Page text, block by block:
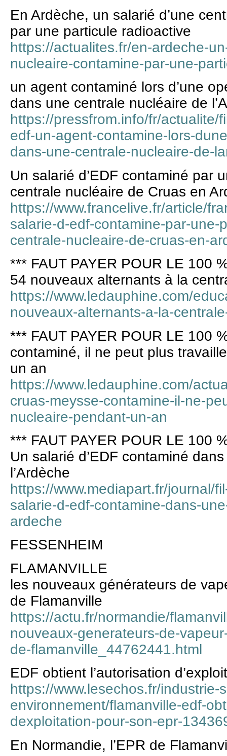
En Ardèche, un salarié d’une
par une particule radioactive
https://actualites.fr/en-ardeche-
nucleaire-contamine-par-une-
un agent contaminé lors d’une
dans une centrale nucléaire de
https://pressfrom.info/fr/actualite/
edf-un-agent-contamine-lors-
dans-une-centrale-nucleaire-de-
Un salarié d’EDF contaminé par
centrale nucléaire de Cruas en
https://www.francelive.fr/article/
salarie-d-edf-contamine-par-une-
centrale-nucleaire-de-cruas-en-
*** FAUT PAYER POUR LE 100
54 nouveaux alternants à la
https://www.ledauphine.com/
nouveaux-alternants-a-la-
*** FAUT PAYER POUR LE 100
contaminé, il ne peut plus
un an
https://www.ledauphine.com/
cruas-meysse-contamine-il-ne-
nucleaire-pendant-un-an
*** FAUT PAYER POUR LE 100
Un salarié d’EDF contaminé
l’Ardèche
https://www.mediapart.fr/journal/
salarie-d-edf-contamine-dans-
ardeche
FESSENHEIM
FLAMANVILLE
les nouveaux générateurs de
de Flamanville
https://actu.fr/normandie/
nouveaux-generateurs-de-
de-flamanville_44762441.html
EDF obtient l’autorisation
https://www.lesechos.fr/industrie-
environnement/flamanville-edf-
dexploitation-pour-son-epr-
En Normandie, l’EPR de